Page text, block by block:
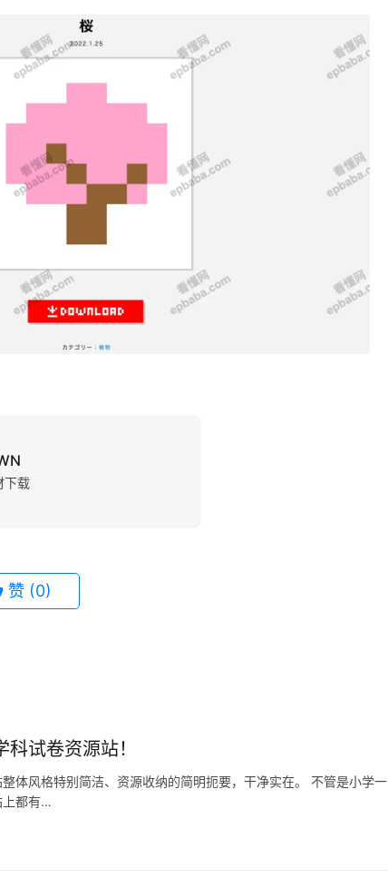
下载
赞 (0)
试卷资源站！
体风格特别简洁、资源收纳的简明扼要，干净实在。 不管是小学一
上都有…